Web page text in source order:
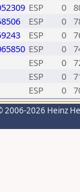
ESP 0
ESP 0
ESP 0
ESP 0
ESP 0
ESP 0
ESP 0
2006-2026 Heinz